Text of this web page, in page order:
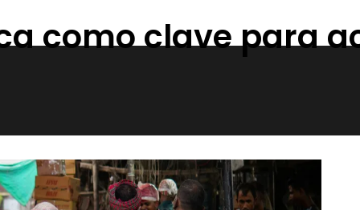
como clave para